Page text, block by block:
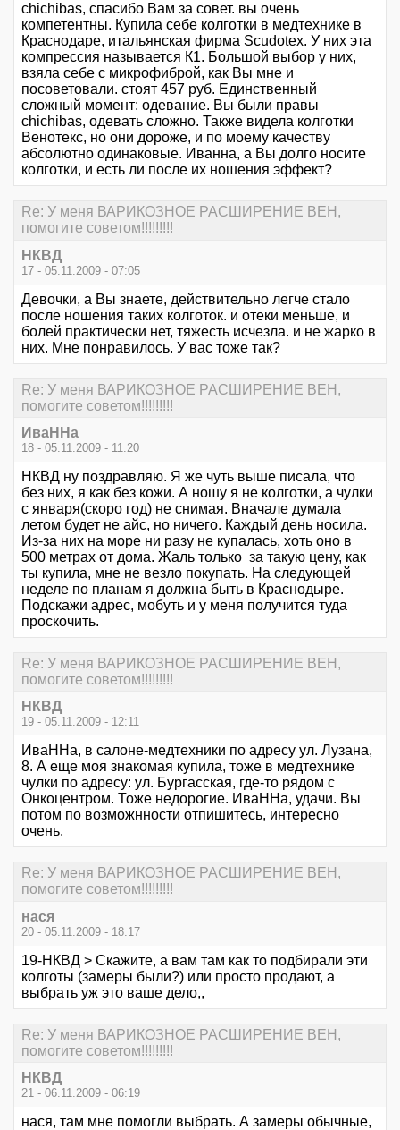
chichibas, спасибо Вам за совет. вы очень
компетентны. Купила себе колготки в медтехнике в
Краснодаре, итальянская фирма Scudotex. У них эта
компрессия называется К1. Большой выбор у них,
взяла себе с микрофиброй, как Вы мне и
посоветовали. стоят 457 руб. Единственный
сложный момент: одевание. Вы были правы
chichibas, одевать сложно. Также видела колготки
Венотекс, но они дороже, и по моему качеству
абсолютно одинаковые. Иванна, а Вы долго носите
колготки, и есть ли после их ношения эффект?
Re: У меня ВАРИКОЗНОЕ РАСШИРЕНИЕ ВЕН,
помогите советом!!!!!!!!!
НКВД
17 - 05.11.2009 - 07:05
Девочки, а Вы знаете, действительно легче стало
после ношения таких колготок. и отеки меньше, и
болей практически нет, тяжесть исчезла. и не жарко в
них. Мне понравилось. У вас тоже так?
Re: У меня ВАРИКОЗНОЕ РАСШИРЕНИЕ ВЕН,
помогите советом!!!!!!!!!
ИваННа
18 - 05.11.2009 - 11:20
НКВД ну поздравляю. Я же чуть выше писала, что
без них, я как без кожи. А ношу я не колготки, а чулки
с января(скоро год) не снимая. Вначале думала
летом будет не айс, но ничего. Каждый день носила.
Из-за них на море ни разу не купалась, хоть оно в
500 метрах от дома. Жаль только за такую цену, как
ты купила, мне не везло покупать. На следующей
неделе по планам я должна быть в Краснодыре.
Подскажи адрес, мобуть и у меня получится туда
проскочить.
Re: У меня ВАРИКОЗНОЕ РАСШИРЕНИЕ ВЕН,
помогите советом!!!!!!!!!
НКВД
19 - 05.11.2009 - 12:11
ИваННа, в салоне-медтехники по адресу ул. Лузана,
8. А еще моя знакомая купила, тоже в медтехнике
чулки по адресу: ул. Бургасская, где-то рядом с
Онкоцентром. Тоже недорогие. ИваННа, удачи. Вы
потом по возможнности отпишитесь, интересно
очень.
Re: У меня ВАРИКОЗНОЕ РАСШИРЕНИЕ ВЕН,
помогите советом!!!!!!!!!
нася
20 - 05.11.2009 - 18:17
19-НКВД > Скажите, а вам там как то подбирали эти
колготы (замеры были?) или просто продают, а
выбрать уж это ваше дело,,
Re: У меня ВАРИКОЗНОЕ РАСШИРЕНИЕ ВЕН,
помогите советом!!!!!!!!!
НКВД
21 - 06.11.2009 - 06:19
нася, там мне помогли выбрать. А замеры обычные,